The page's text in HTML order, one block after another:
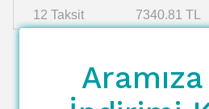
12 Taksit 7340.81 TL